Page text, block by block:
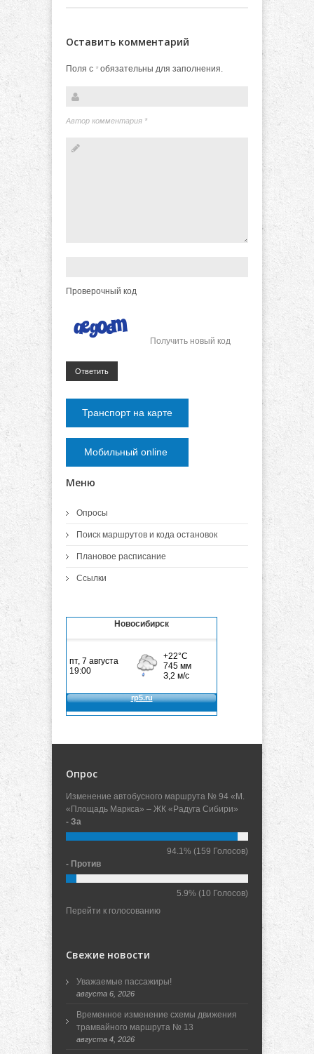
Оставить комментарий
Поля с *обязательны для заполнения.
Автор комментария *
Проверочный код
Получить новый код
Ответить
Транспорт на карте
Мобильный online
Меню
Опросы
Поиск маршрутов и кода остановок
Плановое расписание
Ссылки
Новосибирск
Опрос
Изменение автобусного маршрута № 94 «М.
«Площадь Маркса» – ЖК «Радуга Сибири»
- За
94.1% (159 Голосов)
- Против
5.9% (10 Голосов)
Перейти к голосованию
Свежие новости
Уважаемые пассажиры!
августа 6, 2026
Временное изменение схемы движения
трамвайного маршрута № 13
августа 4, 2026